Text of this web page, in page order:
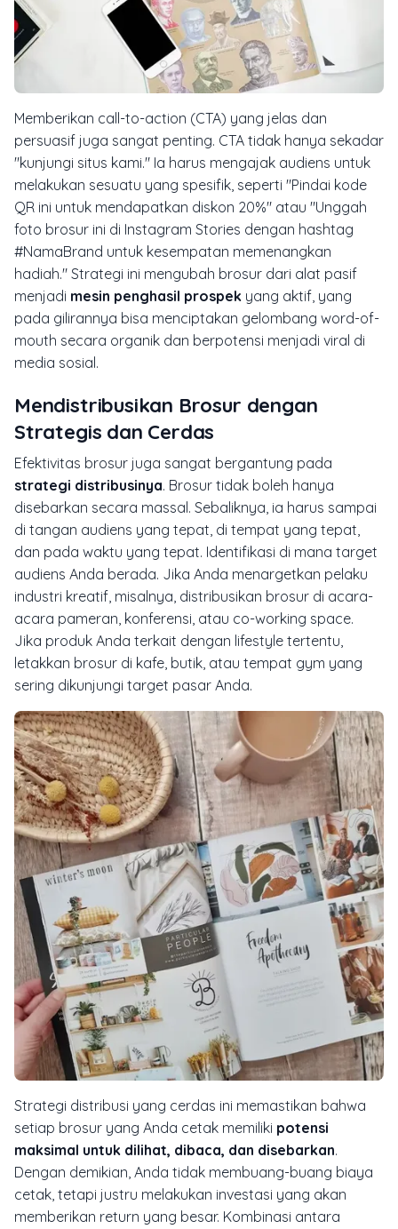
Memberikan call-to-action (CTA) yang jelas dan
persuasif juga sangat penting. CTA tidak hanya sekadar
"kunjungi situs kami." Ia harus mengajak audiens untuk
melakukan sesuatu yang spesifik, seperti "Pindai kode
QR ini untuk mendapatkan diskon 20%" atau "Unggah
foto brosur ini di Instagram Stories dengan hashtag
#NamaBrand untuk kesempatan memenangkan
hadiah." Strategi ini mengubah brosur dari alat pasif
menjadi mesin penghasil prospek yang aktif, yang
pada gilirannya bisa menciptakan gelombang word-of-
mouth secara organik dan berpotensi menjadi viral di
media sosial.
Mendistribusikan Brosur dengan
Strategis dan Cerdas
Efektivitas brosur juga sangat bergantung pada
strategi distribusinya. Brosur tidak boleh hanya
disebarkan secara massal. Sebaliknya, ia harus sampai
di tangan audiens yang tepat, di tempat yang tepat,
dan pada waktu yang tepat. Identifikasi di mana target
audiens Anda berada. Jika Anda menargetkan pelaku
industri kreatif, misalnya, distribusikan brosur di acara-
acara pameran, konferensi, atau co-working space.
Jika produk Anda terkait dengan lifestyle tertentu,
letakkan brosur di kafe, butik, atau tempat gym yang
sering dikunjungi target pasar Anda.
Strategi distribusi yang cerdas ini memastikan bahwa
setiap brosur yang Anda cetak memiliki potensi
maksimal untuk dilihat, dibaca, dan disebarkan.
Dengan demikian, Anda tidak membuang-buang biaya
cetak, tetapi justru melakukan investasi yang akan
memberikan return yang besar. Kombinasi antara